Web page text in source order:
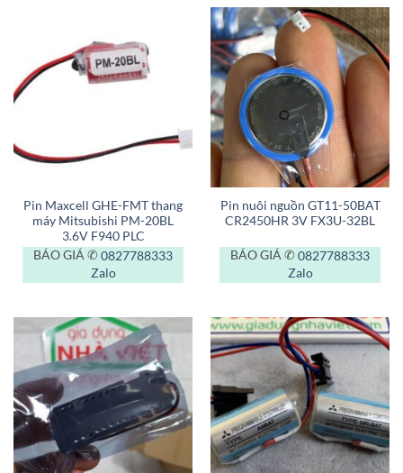
Pin Maxcell GHE-FMT thang
máy Mitsubishi PM-20BL
3.6V F940 PLC
BÁO GIÁ ✆ 0827788333
Zalo
Pin nuôi nguồn GT11-50BAT
CR2450HR 3V FX3U-32BL
BÁO GIÁ ✆ 0827788333
Zalo